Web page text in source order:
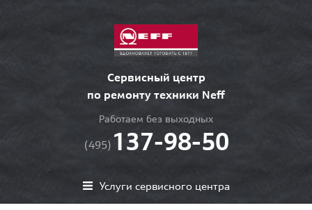
Сервисный центр
по ремонту техники Neff
Работаем без выходных
(495) 137-98-50
Услуги сервисного центра